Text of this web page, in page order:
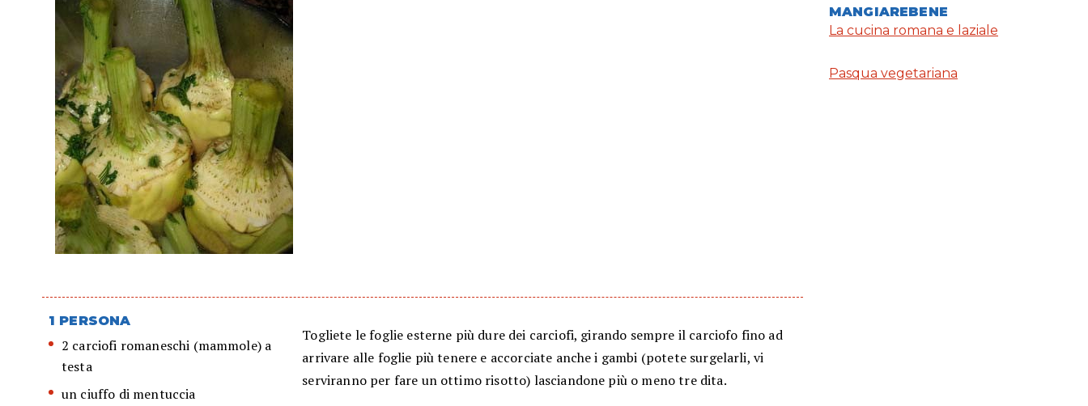
1 PERSONA
2 carciofi romaneschi (mammole) a
testa
un ciuffo di mentuccia
Togliete le foglie esterne più dure dei carciofi, girando sempre il carciofo fino ad
arrivare alle foglie più tenere e accorciate anche i gambi (potete surgelarli, vi
serviranno per fare un ottimo risotto) lasciandone più o meno tre dita.
MANGIAREBENE
La cucina romana e laziale
Pasqua vegetariana